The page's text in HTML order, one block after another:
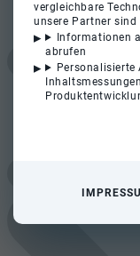
vergleichbare
unsere Partner sind
Informationen
abrufen
Personalisierte